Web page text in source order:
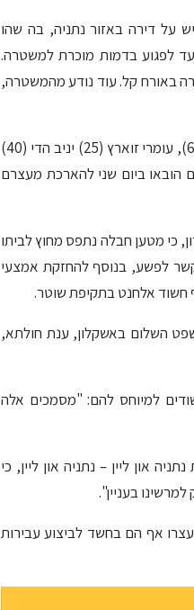
על דירה באזור נתניה, בה שהו
לפגוע בדמות מוכרת למשטרה.
באורח קל. עוד נודע מהמשטרה,
במהלך הפשיטה נעצרו שבעה חשודים, שלושה תושבי נתניה – יהודה אלחנט (64), עומרי זוארץ (25) יניב הדי (40)
הובאו ביום שני להארכת מעצרם
כי מטען חבלה נתפס מחוץ לביתו
לפשע, בנוסף להחזקת אמצעי
חשוד אלחנט בתקיפת שוטר.
ב-11 ימים. שופטת בית משפט השלום באשקלון, ענת חולתא,
למיוחס להם: "מסמכים אלה
און ליין – נתניה און ליין, כי
בעניין".
אף הם בחשד לביצוע עבירות